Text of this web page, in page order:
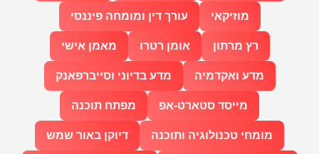
עורך דין ומומחה פיננסי מוזיקאי
מאמן אישי אומן רטרו רץ מרתון
מדע בדיוני וסייברפאנק מדע ואקדמיה
מפתח תוכנה מייסד סטארט-אפ
דיוקן באור שמש מומחי טכנולוגיה ותוכנה